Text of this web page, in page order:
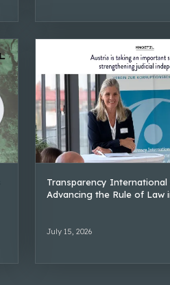
Transparency International
Advancing the Rule of Law
July 15, 2026